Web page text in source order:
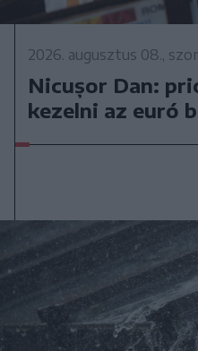
2026. augusztus 08.,
Nicușor Dan:
kezelni az euró